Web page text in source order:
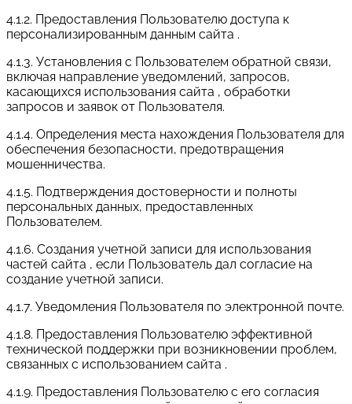
4.1.2. Предоставления Пользователю доступа к
персонализированным данным сайта .
4.1.3. Установления с Пользователем обратной связи,
включая направление уведомлений, запросов,
касающихся использования сайта , обработки
запросов и заявок от Пользователя.
4.1.4. Определения места нахождения Пользователя для
обеспечения безопасности, предотвращения
мошенничества.
4.1.5. Подтверждения достоверности и полноты
персональных данных, предоставленных
Пользователем.
4.1.6. Создания учетной записи для использования
частей сайта , если Пользователь дал согласие на
создание учетной записи.
4.1.7. Уведомления Пользователя по электронной почте.
4.1.8. Предоставления Пользователю эффективной
технической поддержки при возникновении проблем,
связанных с использованием сайта .
4.1.9. Предоставления Пользователю с его согласия